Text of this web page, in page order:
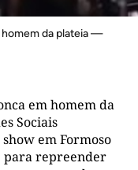
homem da plateia —
em homem da
Sociais
em Formoso
para repreender